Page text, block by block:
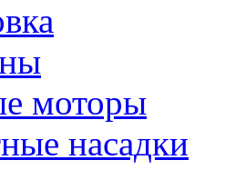
моторы
насадки